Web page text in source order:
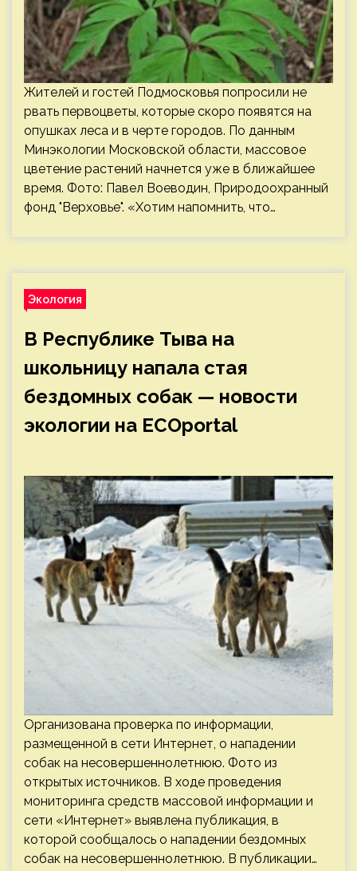
Жителей и гостей Подмосковья попросили не
рвать первоцветы, которые скоро появятся на
опушках леса и в черте городов. По данным
Минэкологии Московской области, массовое
цветение растений начнется уже в ближайшее
время. Фото: Павел Воеводин, Природоохранный
фонд "Верховье". «Хотим напомнить, что…
Экология
В Республике Тыва на
школьницу напала стая
бездомных собак — новости
экологии на ECOportal
Организована проверка по информации,
размещенной в сети Интернет, о нападении
собак на несовершеннолетнюю. Фото из
открытых источников. В ходе проведения
мониторинга средств массовой информации и
сети «Интернет» выявлена публикация, в
которой сообщалось о нападении бездомных
собак на несовершеннолетнюю. В публикации…